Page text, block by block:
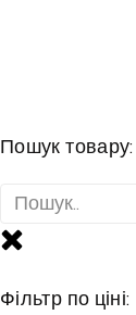
Пошук товару:
Фільтр по ціні: